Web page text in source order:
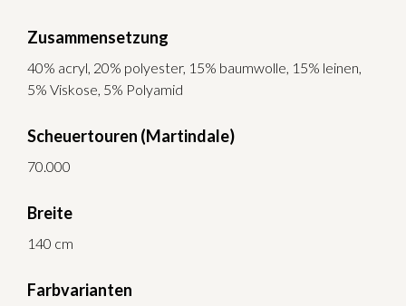
Zusammensetzung
40% acryl, 20% polyester, 15% baumwolle, 15% leinen,
5% Viskose, 5% Polyamid
Scheuertouren (Martindale)
70.000
Breite
140 cm
Farbvarianten